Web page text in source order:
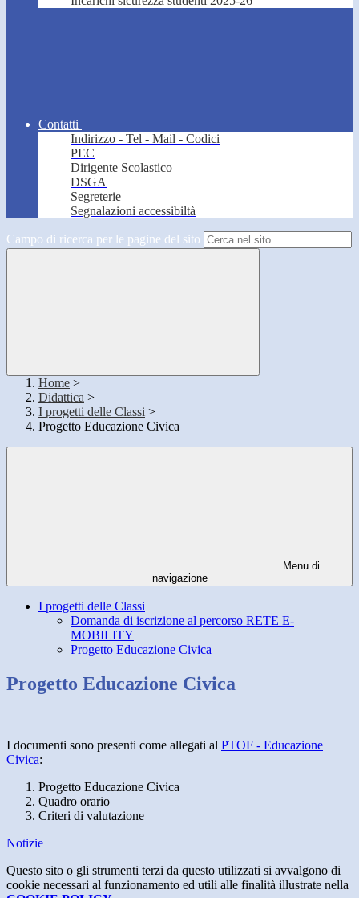
Contatti
Indirizzo - Tel - Mail - Codici
PEC
Dirigente Scolastico
DSGA
Segreterie
Segnalazioni accessibiltà
Campo di ricerca per le pagine del sito
Home >
Didattica >
I progetti delle Classi >
Progetto Educazione Civica
Menu di
navigazione
I progetti delle Classi
Domanda di iscrizione al percorso RETE E-
MOBILITY
Progetto Educazione Civica
Progetto Educazione Civica
I documenti sono presenti come allegati al PTOF - Educazione
Civica:
Progetto Educazione Civica
Quadro orario
Criteri di valutazione
Notizie
Questo sito o gli strumenti terzi da questo utilizzati si avvalgono di
cookie necessari al funzionamento ed utili alle finalità illustrate nella